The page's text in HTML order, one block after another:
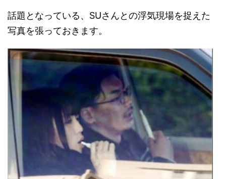
話題となっている、SUさんとの浮気現場を捉えた
写真を張っておきます。